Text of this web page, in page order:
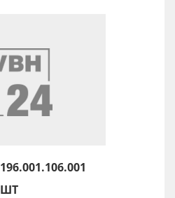
196.001.106.001
ШТ